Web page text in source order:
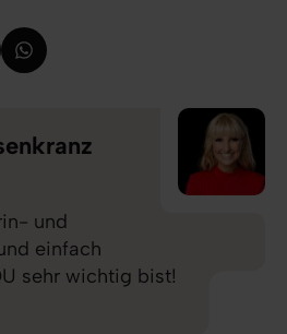
und
einfach
sehr wichtig bist!